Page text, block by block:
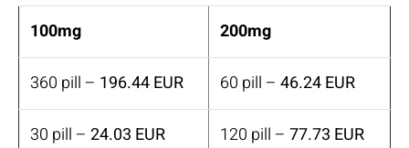
100mg 200mg
360 pill – 196.44 EUR 60 pill – 46.24 EUR
30 pill – 24.03 EUR 120 pill – 77.73 EUR